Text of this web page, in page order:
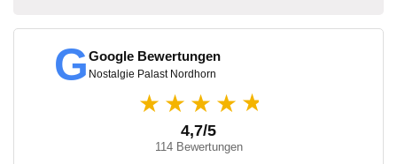
GGoogle Bewertungen
Nostalgie Palast Nordhorn
★★★★ ★
4,7/5
114 Bewertungen